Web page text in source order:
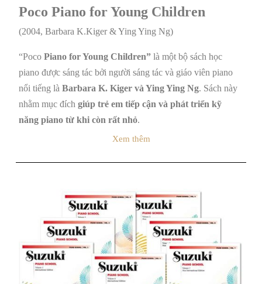
Poco Piano for Young Children
(2004, Barbara K.Kiger & Ying Ying Ng)
“Poco Piano for Young Children” là một bộ sách học
piano được sáng tác bởi người sáng tác và giáo viên piano
nổi tiếng làBarbara K. Kiger vàYing Ying Ng. Sách này
nhằm mục đíchgiúp trẻ em tiếp cận và phát triển kỹ
năng piano từ khi còn rất nhỏ.
Xem thêm